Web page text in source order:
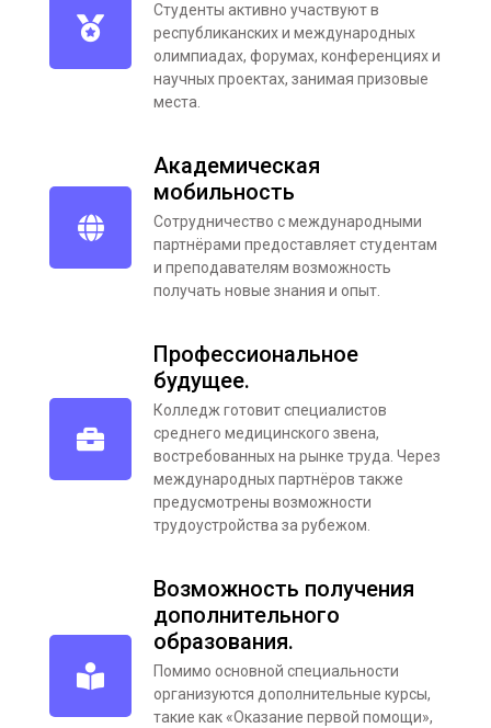
Студенты активно участвуют в
республиканских и международных
олимпиадах, форумах, конференциях и
научных проектах, занимая призовые
места.
Академическая
мобильность
Сотрудничество с международными
партнёрами предоставляет студентам
и преподавателям возможность
получать новые знания и опыт.
Профессиональное
будущее.
Колледж готовит специалистов
среднего медицинского звена,
востребованных на рынке труда. Через
международных партнёров также
предусмотрены возможности
трудоустройства за рубежом.
Возможность получения
дополнительного
образования.
Помимо основной специальности
организуются дополнительные курсы,
такие как «Оказание первой помощи»,